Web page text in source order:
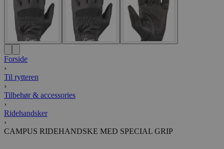
Forside
›
Til rytteren
›
Tilbehør & accessories
›
Ridehandsker
›
CAMPUS RIDEHANDSKE MED SPECIAL GRIP